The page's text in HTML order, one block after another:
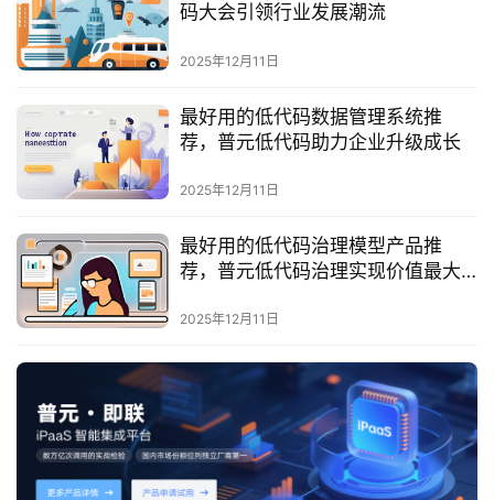
服
务
与
持
普
元
联
们
码大会引领行业发展潮流
2025年12月11日
最好用的低代码数据管理系统推
荐，普元低代码助力企业升级成长
2025年12月11日
最好用的低代码治理模型产品推
荐，普元低代码治理实现价值最大
2025年12月11日